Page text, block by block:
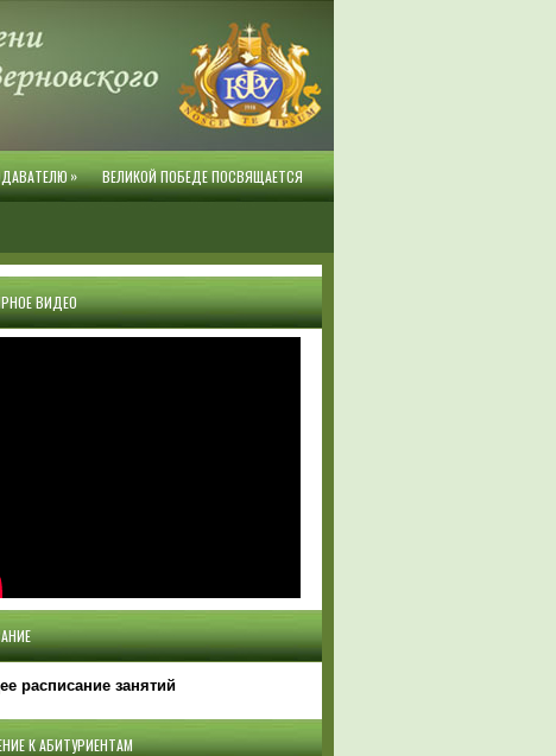
» ВЕЛИКОЙ ПОБЕДЕ ПОСВЯЩАЕТСЯ
ВИДЕО
расписание занятий
К АБИТУРИЕНТАМ